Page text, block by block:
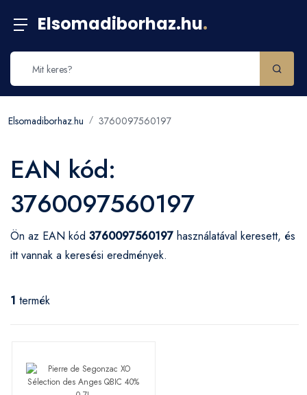
Elsomadiborhaz.hu.
Elsomadiborhaz.hu 3760097560197
EAN kód:
3760097560197
Ön az EAN kód 3760097560197 használatával keresett, és
itt vannak a keresési eredmények.
1 termék